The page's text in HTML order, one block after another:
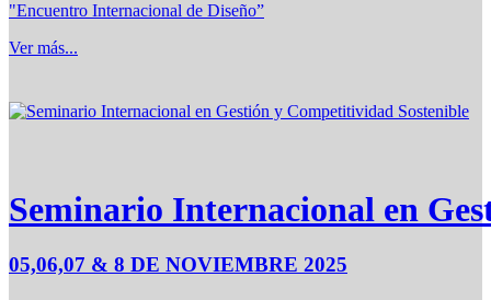
"Encuentro Internacional de Diseño”
Ver más...
Seminario Internacional en
05,06,07 & 8 DE NOVIEMBRE 2025